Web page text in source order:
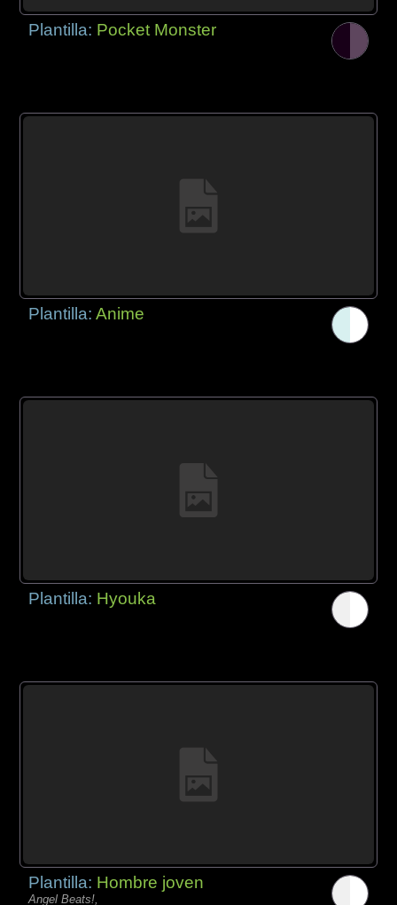
Plantilla: Pocket Monster
Plantilla:Anime
Plantilla: Hyouka
Plantilla: Hombre joven
Angel Beats!,